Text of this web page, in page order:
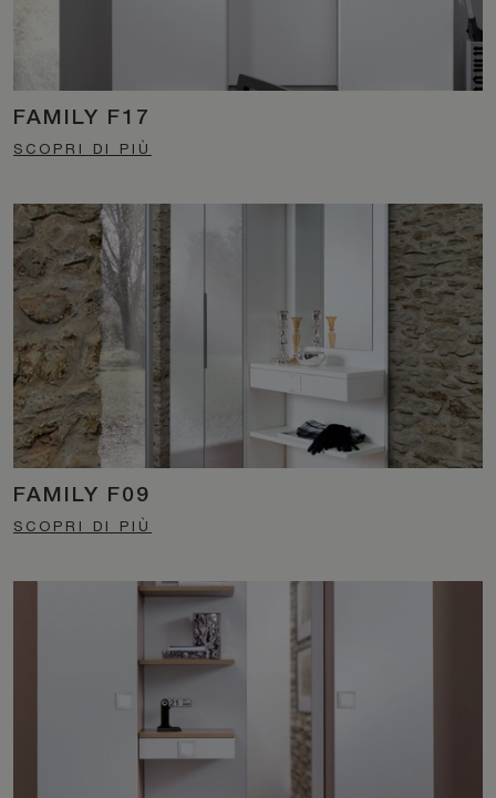
FAMILY F17
SCOPRI DI PIÙ
FAMILY F09
SCOPRI DI PIÙ